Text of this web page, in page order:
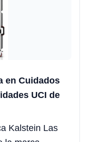
en Cuidados
UCI de
Kalstein Las